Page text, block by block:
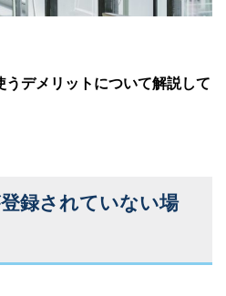
デメリットについて解説して
録されていない場